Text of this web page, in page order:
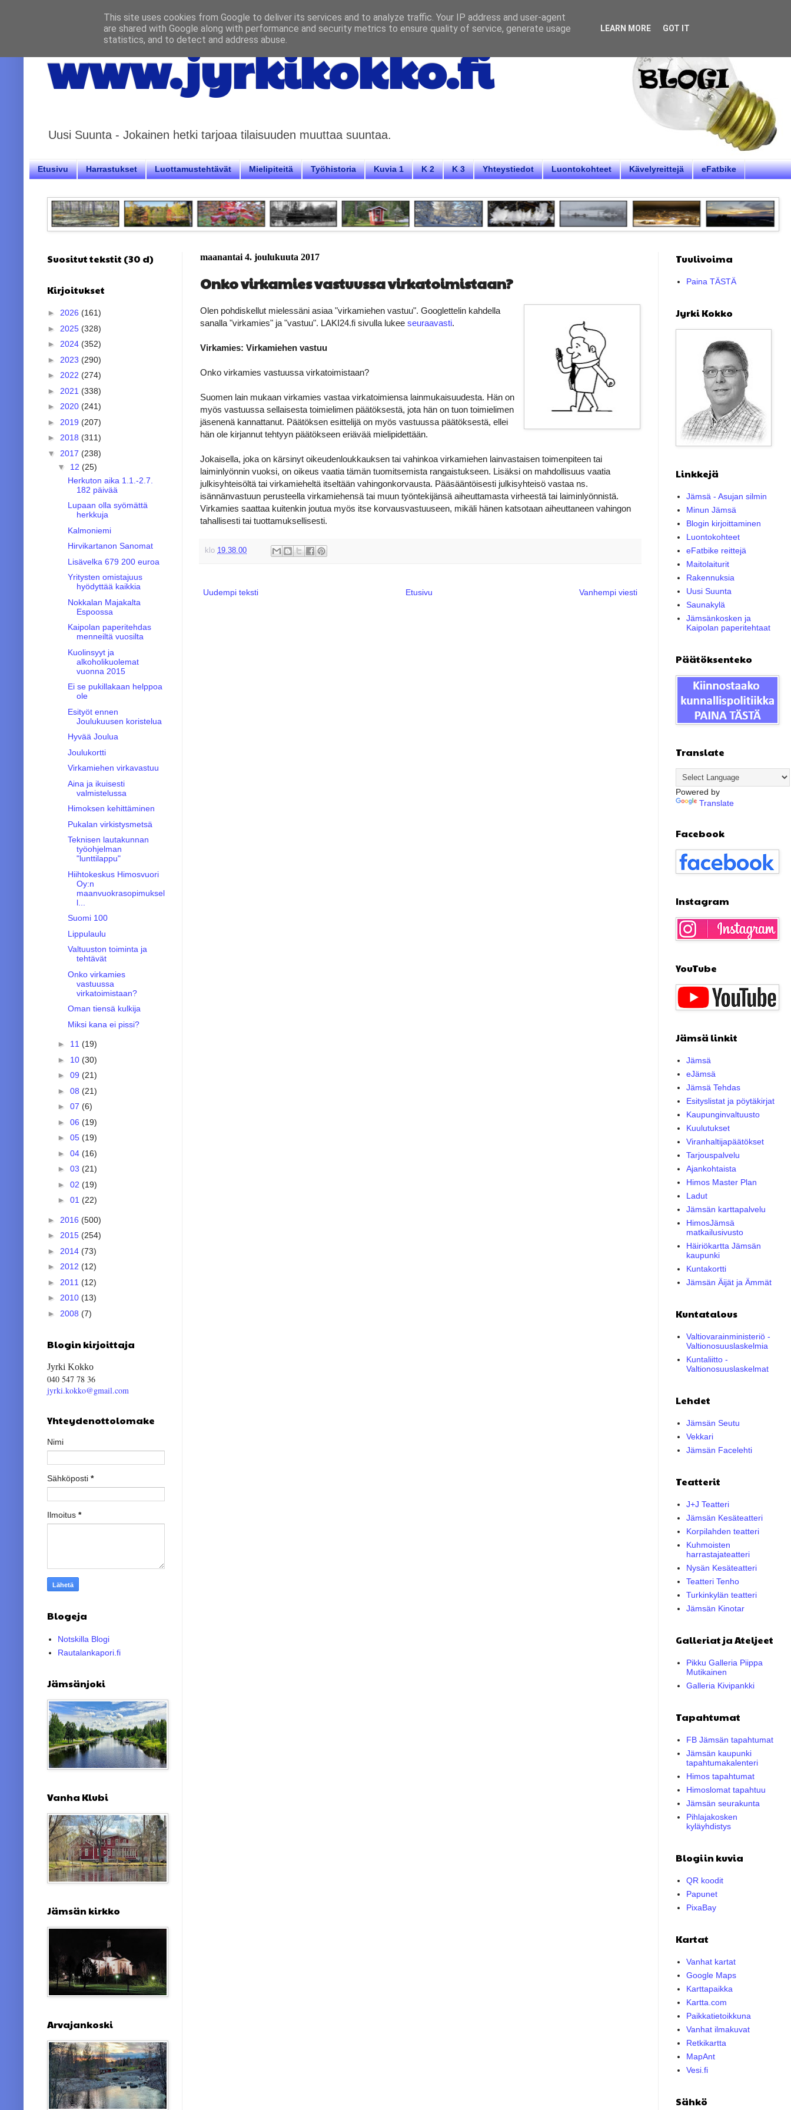
www.jyrkikokko.fi
Uusi Suunta - Jokainen hetki tarjoaa tilaisuuden muuttaa suuntaa.
Etusivu Harrastukset Luottamustehtävät Mielipiteitä Työhistoria Kuvia 1 K 2 K 3 Yhteystiedot Luontokohteet Kävelyreittejä eFatbike
maanantai 4. joulukuuta 2017
Onko virkamies vastuussa virkatoimistaan?
Olen pohdiskellut mielessäni asiaa "virkamiehen vastuu". Googlettelin kahdella
sanalla "virkamies" ja "vastuu". LAKI24.fi sivulla lukee seuraavasti.
Virkamies: Virkamiehen vastuu
Onko virkamies vastuussa virkatoimistaan?
Suomen lain mukaan virkamies vastaa virkatoimiensa lainmukaisuudesta. Hän on
myös vastuussa sellaisesta toimielimen päätöksestä, jota hän on tuon toimielimen
jäsenenä kannattanut. Päätöksen esittelijä on myös vastuussa päätöksestä, ellei
hän ole kirjannut tehtyyn päätökseen eriävää mielipidettään.
Jokaisella, joka on kärsinyt oikeudenloukkauksen tai vahinkoa virkamiehen lainvastaisen toimenpiteen tai
laiminlyönnin vuoksi, on oikeus vaatia tämän tuomitsemista rangaistukseen. Lisäksi on mahdollisuus vaatia
julkisyhteisöltä tai virkamieheltä itseltään vahingonkorvausta. Pääsääntöisesti julkisyhteisö vastaa ns.
isännänvastuun perusteella virkamiehensä tai muun työntekijänsä aiheuttamasta virheestä tai laiminlyönnistä.
Virkamies saattaa kuitenkin joutua myös itse korvausvastuuseen, mikäli hänen katsotaan aiheuttaneen vahingon
tahallisesti tai tuottamuksellisesti.
klo 19.38.00
Uudempi teksti Vanhempi viesti
Etusivu
Suositut tekstit (30 d)
Kirjoitukset
► 2026 (161)
► 2025 (328)
► 2024 (352)
► 2023 (290)
► 2022 (274)
► 2021 (338)
► 2020 (241)
► 2019 (207)
► 2018 (311)
▼ 2017 (238)
▼ 12 (25)
Herkuton aika 1.1.-2.7.
182 päivää
Lupaan olla syömättä
herkkuja
Kalmoniemi
Hirvikartanon Sanomat
Lisävelka 679 200 euroa
Yritysten omistajuus
hyödyttää kaikkia
Nokkalan Majakalta
Espoossa
Kaipolan paperitehdas
menneiltä vuosilta
Kuolinsyyt ja
alkoholikuolemat
vuonna 2015
Ei se pukillakaan helppoa
ole
Esityöt ennen
Joulukuusen koristelua
Hyvää Joulua
Joulukortti
Virkamiehen virkavastuu
Aina ja ikuisesti
valmistelussa
Himoksen kehittäminen
Pukalan virkistysmetsä
Teknisen lautakunnan
työohjelman
"lunttilappu"
Hiihtokeskus Himosvuori
Oy:n
maanvuokrasopimuksel
l...
Suomi 100
Lippulaulu
Valtuuston toiminta ja
tehtävät
Onko virkamies
vastuussa
virkatoimistaan?
Oman tiensä kulkija
Miksi kana ei pissi?
► 11 (19)
► 10 (30)
► 09 (21)
► 08 (21)
► 07 (6)
► 06 (19)
► 05 (19)
► 04 (16)
► 03 (21)
► 02 (19)
► 01 (22)
► 2016 (500)
► 2015 (254)
► 2014 (73)
► 2012 (12)
► 2011 (12)
► 2010 (13)
► 2008 (7)
Blogin kirjoittaja
Jyrki Kokko
040 547 78 36
jyrki.kokko@gmail.com
Yhteydenottolomake
Nimi
Sähköposti *
Ilmoitus *
Blogeja
Notskilla Blogi
Rautalankapori.fi
Jämsänjoki
Vanha Klubi
Jämsän kirkko
Arvajankoski
Tuulivoima
Paina TÄSTÄ
Jyrki Kokko
Linkkejä
Jämsä - Asujan silmin
Minun Jämsä
Blogin kirjoittaminen
Luontokohteet
eFatbike reittejä
Maitolaiturit
Rakennuksia
Uusi Suunta
Saunakylä
Jämsänkosken ja
Kaipolan paperitehtaat
Päätöksenteko
Translate
Powered by
Translate
Facebook
Instagram
YouTube
Jämsä linkit
Jämsä
eJämsä
Jämsä Tehdas
Esityslistat ja pöytäkirjat
Kaupunginvaltuusto
Kuulutukset
Viranhaltijapäätökset
Tarjouspalvelu
Ajankohtaista
Himos Master Plan
Ladut
Jämsän karttapalvelu
HimosJämsä
matkailusivusto
Häiriökartta Jämsän
kaupunki
Kuntakortti
Jämsän Äijät ja Ämmät
Kuntatalous
Valtiovarainministeriö -
Valtionosuuslaskelmia
Kuntaliitto -
Valtionosuuslaskelmat
Lehdet
Jämsän Seutu
Vekkari
Jämsän Facelehti
Teatterit
J+J Teatteri
Jämsän Kesäteatteri
Korpilahden teatteri
Kuhmoisten
harrastajateatteri
Nysän Kesäteatteri
Teatteri Tenho
Turkinkylän teatteri
Jämsän Kinotar
Galleriat ja Ateljeet
Pikku Galleria Piippa
Mutikainen
Galleria Kivipankki
Tapahtumat
FB Jämsän tapahtumat
Jämsän kaupunki
tapahtumakalenteri
Himos tapahtumat
Himoslomat tapahtuu
Jämsän seurakunta
Pihlajakosken
kyläyhdistys
Blogiin kuvia
QR koodit
Papunet
PixaBay
Kartat
Vanhat kartat
Google Maps
Karttapaikka
Kartta.com
Paikkatietoikkuna
Vanhat ilmakuvat
Retkikartta
MapAnt
Vesi.fi
Sähkö
This site uses cookies from Google to deliver its services and to analyze traffic. Your IP address and user-agent
are shared with Google along with performance and security metrics to ensure quality of service, generate usage
statistics, and to detect and address abuse.
LEARN MORE GOT IT